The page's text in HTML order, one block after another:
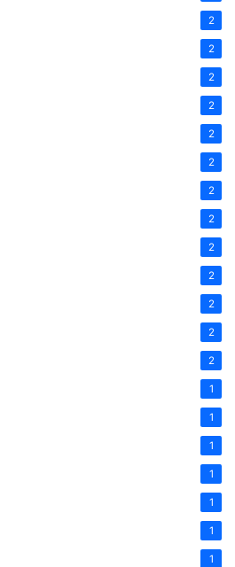
2
2
2
2
2
2
2
2
2
2
2
2
2
1
1
1
1
1
1
1